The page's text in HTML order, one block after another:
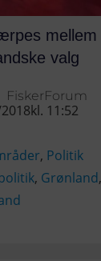
mellem
valg
FiskerForum
kl. 11:52
, Politik
, Grønland,